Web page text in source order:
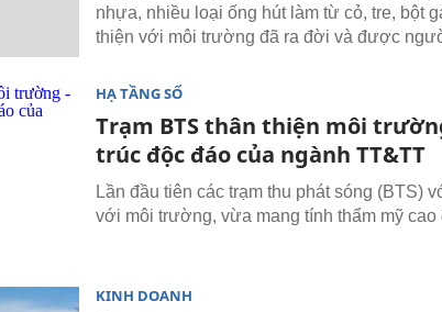
nhựa, nhiều loại ống hút làm từ cỏ, tre, bột
thiện với môi trường đã ra đời và được
HẠ TẦNG SỐ
Trạm BTS thân thiện môi
trúc độc đáo của ngành TT&TT
Lần đầu tiên các trạm thu phát sóng (BTS)
với môi trường, vừa mang tính thẩm mỹ
KINH DOANH